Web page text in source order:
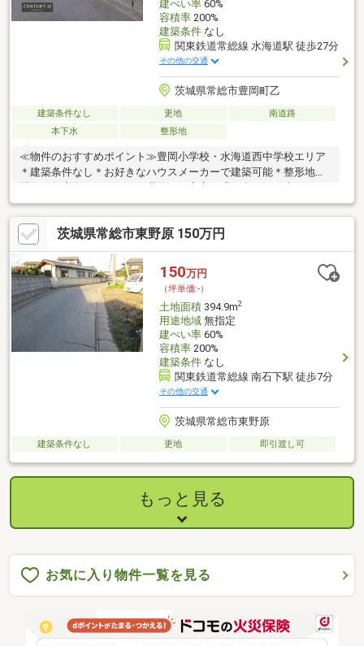
建ぺい率60%
容積率200%
建築条件なし
関東鉄道常総線 水海道駅 徒歩27分
その他の交通
茨城県常総市豊岡町乙
建築条件なし 更地
南道路
本下水
整形地
≪物件のおすすめポイント≫豊岡小学校・水海道西中学校エリア
＊建築条件なし＊お好きなハウスメーカーで建築可能＊整形地＊
良好＊国道３５４号線付近でアクセス良好な立地＊周辺環境やそ
の他お客様のご希望に合った物件も一緒にご案内を致します。
茨城県常総市東野原 150万円
150万円
（坪単価:-）
土地面積394.9m2
用途地域無指定
建ぺい率60%
容積率200%
建築条件なし
関東鉄道常総線 南石下駅 徒歩7分
その他の交通
茨城県常総市東野原
建築条件なし 更地 即引渡し可
もっと見る
お気に入り物件一覧を見る